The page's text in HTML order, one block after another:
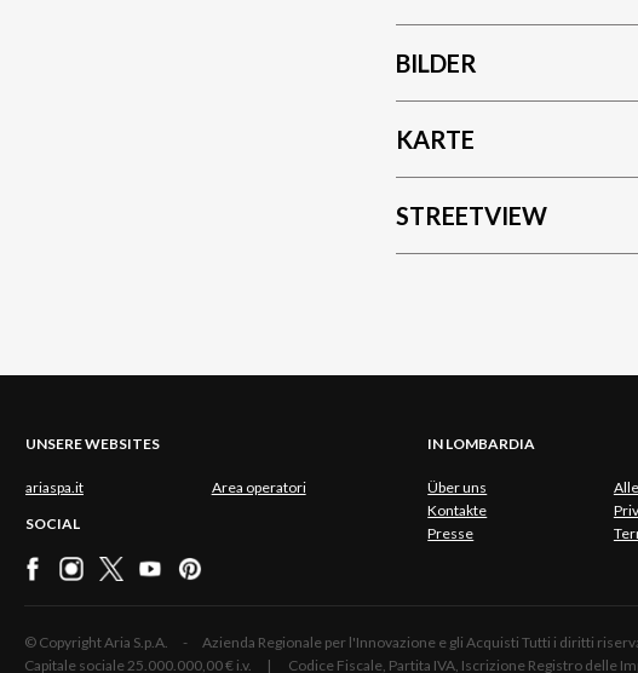
BILDER
KARTE
STREETVIEW
UNSERE WEBSITES
ariaspa.it Area operatori
SOCIAL
IN LOMBARDIA
Über uns
Kontakte
Presse
© Copyright Aria S.p.A. - Azienda Regionale per l'Innovazione e gli Acquisti Tutti i diritti
Capitale sociale 25.000.000,00 € i.v. | Codice Fiscale, Partita IVA, Iscrizione Registro delle